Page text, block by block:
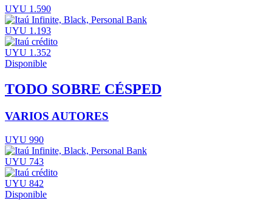
UYU 1.590
UYU 1.193
UYU 1.352
Disponible
TODO SOBRE CÉSPED
VARIOS AUTORES
UYU 990
UYU 743
UYU 842
Disponible